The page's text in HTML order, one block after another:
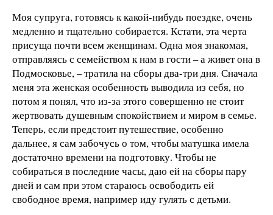
Моя супруга, готовясь к какой-нибудь поездке, очень
медленно и тщательно собирается. Кстати, эта черта
присуща почти всем женщинам. Одна моя знакомая,
отправляясь с семейством к нам в гости – а живет она в
Подмосковье, – тратила на сборы два-три дня. Сначала
меня эта женская особенность выводила из себя, но
потом я понял, что из-за этого совершенно не стоит
жертвовать душевным спокойствием и миром в семье.
Теперь, если предстоит путешествие, особенно
дальнее, я сам забочусь о том, чтобы матушка имела
достаточно времени на подготовку. Чтобы не
собираться в последние часы, даю ей на сборы пару
дней и сам при этом стараюсь освободить ей
свободное время, например иду гулять с детьми.